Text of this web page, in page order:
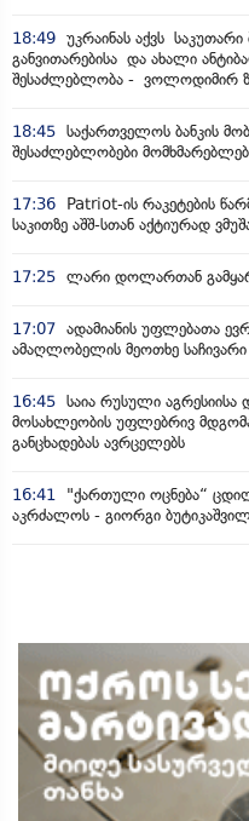
18:49 უკრაინას აქვს
განვითარებისა და ახალი
შესაძლებლობა - ვოლოდიმირ
18:45 საქართველოს ბანკის
შესაძლებლობები
17:36
Patriot-ის რაკეტების
საკითზე აშშ-სთან აქტიურად
17:25 ლარი დოლართან
17:07 ადამიანის უფლებათა
ამაღლობელის მეოთხე
16:45 საია რუსული
მოსახლეობის უფლებრივ
განცხადებას ავრცელებს
16:41
"ქართული ოცნება“
აკრძალოს - გიორგი